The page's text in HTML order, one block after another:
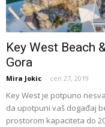
Key West Beach
Gora
Mira Jokic - сеп 27, 2019
Key West je potpuno
da upotpuni vaš događaj
prostorom kapaciteta do